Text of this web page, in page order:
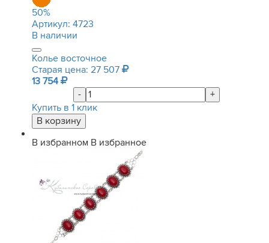
50%
Артикул: 4723
В наличии
Колье восточное
Старая цена: 27 507
13 754
-
+
Купить в 1 клик
В избранном В избранное